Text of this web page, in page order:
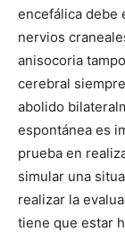
encefálica debe
nervios
anisocoria
cerebral
abolido
espontánea es
prueba en
simular una
realizar la
tiene que estar